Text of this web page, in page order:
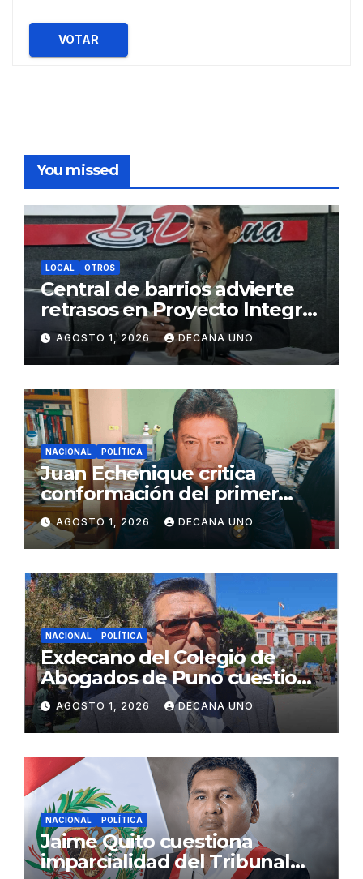
VOTAR
You missed
LOCAL OTROS
Central de barrios advierte
retrasos en Proyecto Integral
de Agua y Alcantarillado para
Juliaca
AGOSTO 1, 2026 DECANA UNO
NACIONAL POLÍTICA
Juan Echenique critica
conformación del primer
gabinete ministerial de Keiko
Fujimori
AGOSTO 1, 2026 DECANA UNO
NACIONAL POLÍTICA
Exdecano del Colegio de
Abogados de Puno cuestiona
propuestas sobre seguridad
ciudadana
AGOSTO 1, 2026 DECANA UNO
NACIONAL POLÍTICA
Jaime Quito cuestiona
imparcialidad del Tribunal